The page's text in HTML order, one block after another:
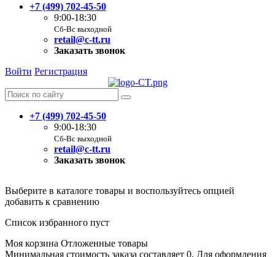
+7 (499) 702-45-50
9:00-18:30
Сб-Вс выходной
retail@c-tt.ru
Заказать звонок
Войти Регистрация
+7 (499) 702-45-50
9:00-18:30
Сб-Вс выходной
retail@c-tt.ru
Заказать звонок
Выберите в каталоге товары и воспользуйтесь опцией
добавить к сравнению
Список избранного пуст
Моя корзина Отложенные товары
Минимальная стоимость заказа составляет 0. Для оформления